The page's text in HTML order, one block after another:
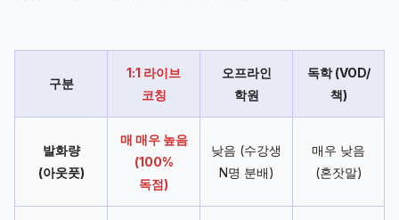
구분
1:1 라이브
코칭
오프라인
학원
독학 (VOD/
책)
발화량
(아웃풋)
매 매우 높음
(100%
독점)
낮음 (수강생
N명 분배)
매우 낮음
(혼잣말)